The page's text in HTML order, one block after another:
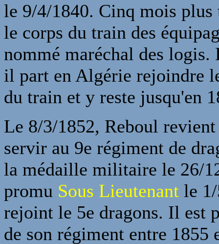
le 9/4/1840. Cinq mois
le corps du train des
nommé maréchal des
il part en Algérie rejoindre
du train et y reste jusqu'en
Le 8/3/1852, Reboul revient
servir au 9e régiment de
la médaille militaire le 26/
promu Sous Lieutenant le
rejoint le 5e dragons. Il est
de son régiment entre 1855